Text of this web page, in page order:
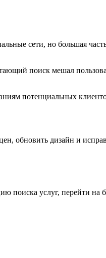
сети, но большая
поиск мешал
потенциальных
обновить дизайн и
поиска услуг, перейти на